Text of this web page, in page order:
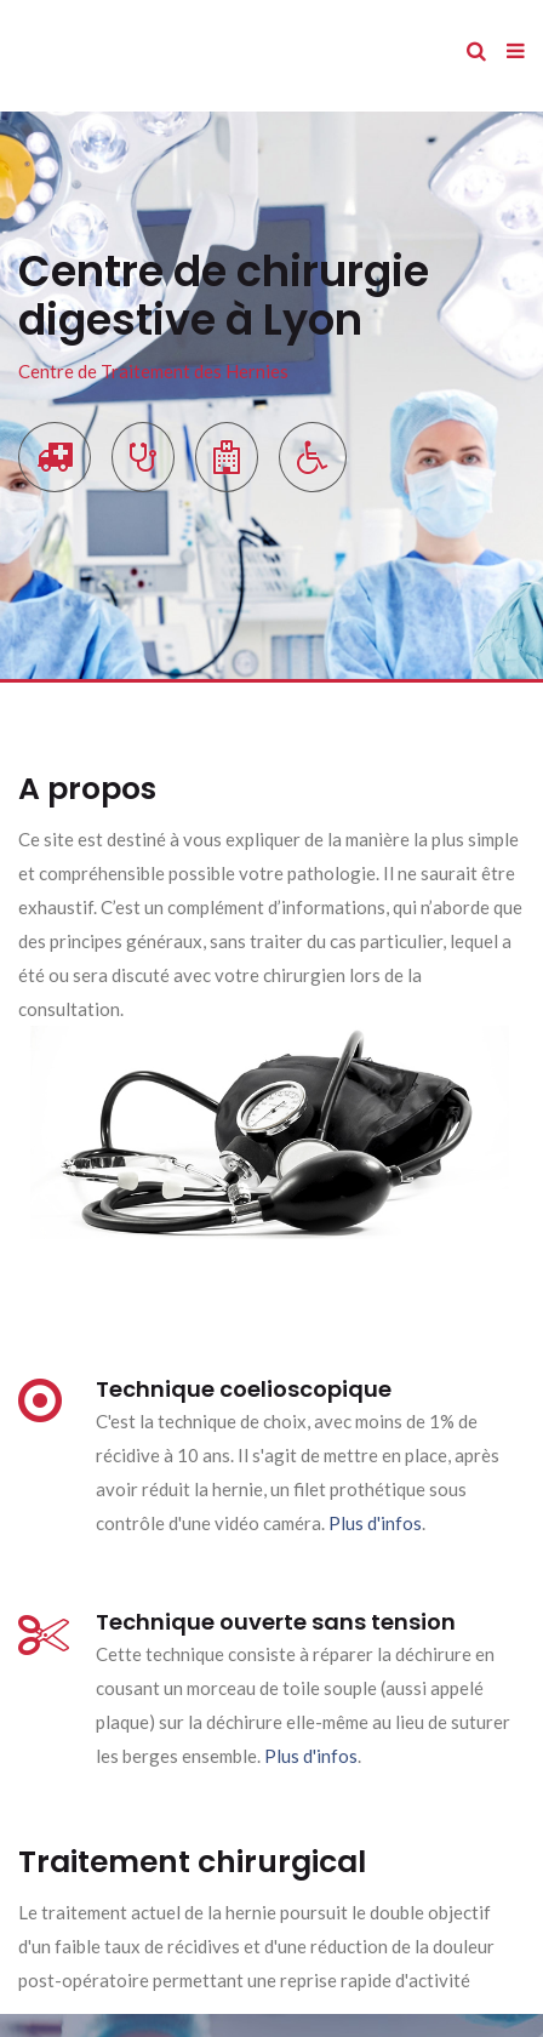
Centre de chirurgie
digestive à Lyon
Centre de Traitement des Hernies
A propos
Ce site est destiné à vous expliquer de la manière la plus simple
et compréhensible possible votre pathologie. Il ne saurait être
exhaustif. C’est un complément d’informations, qui n’aborde que
des principes généraux, sans traiter du cas particulier, lequel a
été ou sera discuté avec votre chirurgien lors de la
consultation.
Technique coelioscopique
C'est la technique de choix, avec moins de 1% de
récidive à 10 ans. Il s'agit de mettre en place, après
avoir réduit la hernie, un filet prothétique sous
contrôle d'une vidéo caméra. Plus d'infos.
Technique ouverte sans tension
Cette technique consiste à réparer la déchirure en
cousant un morceau de toile souple (aussi appelé
plaque) sur la déchirure elle-même au lieu de suturer
les berges ensemble. Plus d'infos.
Traitement chirurgical
Le traitement actuel de la hernie poursuit le double objectif
d'un faible taux de récidives et d'une réduction de la douleur
post-opératoire permettant une reprise rapide d'activité